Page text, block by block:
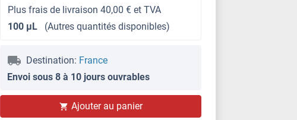
WB
Plus frais de livraison 40,00 € et TVA
100 μL
(Autres quantités disponibles)
Destination: France
Envoi sous 8 à 10 jours ouvrables
Ajouter au panier